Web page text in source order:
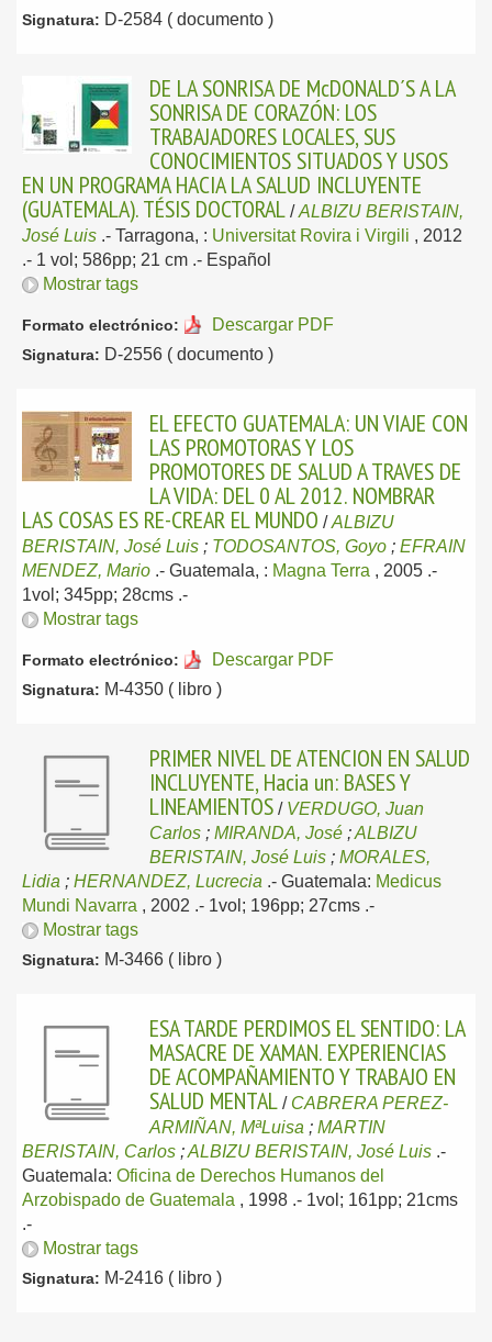
Signatura: D-2584 ( documento )
DE LA SONRISA DE McDONALD´S A LA
SONRISA DE CORAZÓN: LOS
TRABAJADORES LOCALES, SUS
CONOCIMIENTOS SITUADOS Y USOS
EN UN PROGRAMA HACIA LA SALUD INCLUYENTE
(GUATEMALA). TÉSIS DOCTORAL /ALBIZU BERISTAIN,
José Luis .- Tarragona, : Universitat Rovira i Virgili , 2012
.- 1 vol; 586pp; 21 cm .- Español
Mostrar tags
Formato electrónico: Descargar PDF
Signatura: D-2556 ( documento )
EL EFECTO GUATEMALA: UN VIAJE CON
LAS PROMOTORAS Y LOS
PROMOTORES DE SALUD A TRAVES DE
LA VIDA: DEL 0 AL 2012. NOMBRAR
LAS COSAS ES RE-CREAR EL MUNDO /ALBIZU
BERISTAIN, José Luis ; TODOSANTOS, Goyo ; EFRAIN
MENDEZ, Mario .- Guatemala, : Magna Terra , 2005 .-
1vol; 345pp; 28cms .-
Mostrar tags
Formato electrónico: Descargar PDF
Signatura: M-4350 ( libro )
PRIMER NIVEL DE ATENCION EN SALUD
INCLUYENTE, Hacia un: BASES Y
LINEAMIENTOS / VERDUGO, Juan
Carlos ; MIRANDA, José ;ALBIZU
BERISTAIN, José Luis ; MORALES,
Lidia ; HERNANDEZ, Lucrecia .- Guatemala: Medicus
Mundi Navarra , 2002 .- 1vol; 196pp; 27cms .-
Mostrar tags
Signatura: M-3466 ( libro )
ESA TARDE PERDIMOS EL SENTIDO: LA
MASACRE DE XAMAN. EXPERIENCIAS
DE ACOMPAÑAMIENTO Y TRABAJO EN
SALUD MENTAL / CABRERA PEREZ-
ARMIÑAN, MªLuisa ; MARTIN
BERISTAIN, Carlos ;ALBIZU BERISTAIN, José Luis .-
Guatemala: Oficina de Derechos Humanos del
Arzobispado de Guatemala , 1998 .- 1vol; 161pp; 21cms
.-
Mostrar tags
Signatura: M-2416 ( libro )